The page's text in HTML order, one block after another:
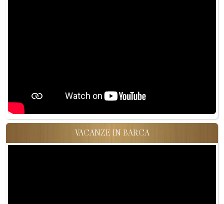
VACANZE IN BARCA